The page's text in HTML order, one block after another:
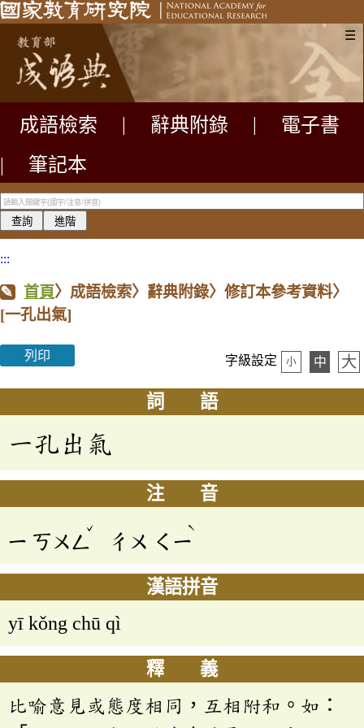
☰
成語檢索 辭典附錄
電子書
|
筆記本
:::
首頁〉成語檢索〉辭典附錄〉修訂本參考資料〉
[一孔出氣]
列印 字級設定 小 中 大
詞 語
一孔出氣
注 音
ㄧ ㄎㄨㄥ
ˇ
ㄔㄨ ㄑㄧ
ˋ
漢語拼音
yī kǒng chū qì
釋 義
比喻意見或態度相同，互相附和。如：